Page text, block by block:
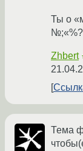
Ты о
№;«%?
Zhbert
Тема